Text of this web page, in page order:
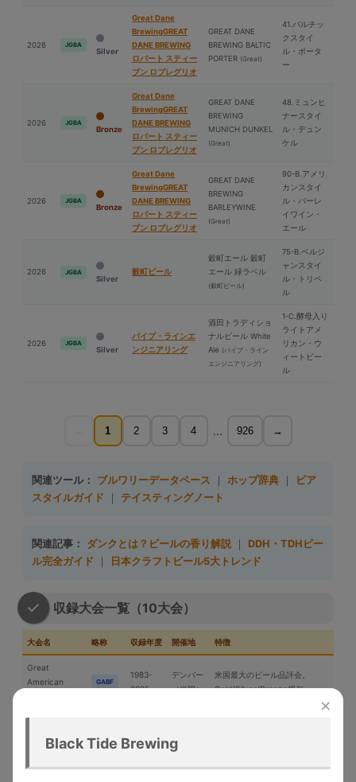
2026 JGBA
Silver
Great Dane
BrewingGREAT
DANE BREWING
ロバート スティー
ブン ロブレグリオ
GREAT DANE
BREWING BALTIC
PORTER (Great)
41.バルチッ
クスタイ
ル・ポータ
ー
2026 JGBA
Bronze
Great Dane
BrewingGREAT
DANE BREWING
ロバート スティー
ブン ロブレグリオ
GREAT DANE
BREWING
MUNICH DUNKEL
(Great)
48.ミュンヒ
ナースタイ
ル・デュン
ケル
2026 JGBA
Bronze
Great Dane
BrewingGREAT
DANE BREWING
ロバート スティー
ブン ロブレグリオ
GREAT DANE
BREWING
BARLEYWINE
(Great)
90-B.アメリ
カンスタイ
ル・バーレ
イワイン・
エール
2026 JGBA
Silver
穀町ビール
穀町エール 穀町
エール 緑ラベル
(穀町ビール)
75-B.ベルジ
ャンスタイ
ル・トリペ
ル
2026 JGBA
Silver
パイプ・ラインエ
ンジニアリング
酒⽥トラディショ
ナルビール White
Ale (パイプ・ライン
エンジニアリング)
1-C.酵⺟入り
ライトアメ
リカン・ウ
ィートビー
ル
1 2 3 4 ... 926 →
×
Black Tide Brewing
関連ツール： ブルワリーデータベース ホップ辞典
ビア
スタイルガイド
テイスティングノート
関連記事： ダンクとは？ビールの香り解説
DDH・TDHビー
ル完全ガイド
日本クラフトビール5大トレンド
収録大会一覧（10大会）
大会名 略称 収録年度 開催地 特徴
Great
American
GABF
1983-
2025
デンバー
（米国）
米国最大のビール品評会。
Gold/Silver/Bronze授与
Beer Awards
2025
州）